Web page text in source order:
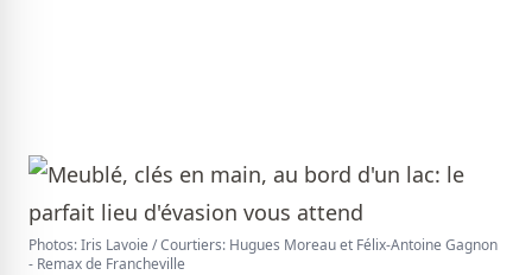
Photos: Iris Lavoie / Courtiers: Hugues Moreau et Félix-Antoine Gagnon
- Remax de Francheville